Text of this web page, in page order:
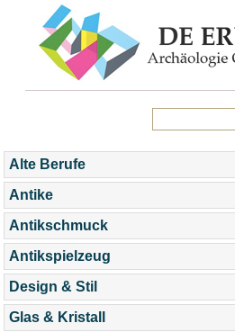
Alte Berufe
Antike
Antikschmuck
Antikspielzeug
Design & Stil
Glas & Kristall